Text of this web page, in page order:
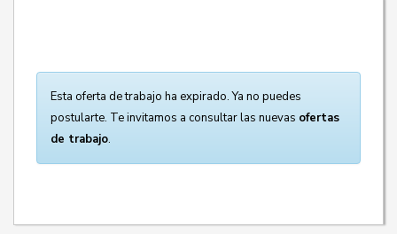
Esta oferta de trabajo ha expirado. Ya no puedes
postularte. Te invitamos a consultar las nuevas ofertas
de trabajo.